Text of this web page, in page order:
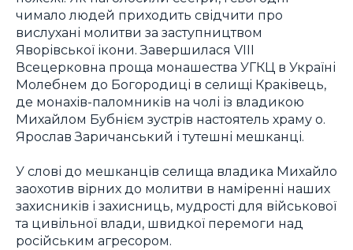
чимало людей приходить свідчити про
вислухані молитви за заступництвом
Яворівської ікони. Завершилася VIII
Всецерковна проща монашества УГКЦ в Україні
Молебнем до Богородиці в селищі Краківець,
де монахів-паломників на чолі із владикою
Михайлом Бубнієм зустрів настоятель храму о.
Ярослав Заричанський і тутешні мешканці.
У слові до мешканців селища владика Михайло
заохотив вірних до молитви в наміренні наших
захисників і захисниць, мудрості для військової
та цивільної влади, швидкої перемоги над
російським агресором.